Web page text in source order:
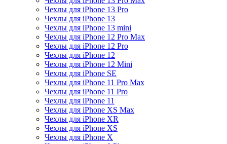
Чехлы для iPhone 13 Pro
Чехлы для iPhone 13
Чехлы для iPhone 13 mini
Чехлы для iPhone 12 Pro Max
Чехлы для iPhone 12 Pro
Чехлы для iPhone 12
Чехлы для iPhone 12 Mini
Чехлы для iPhone SE
Чехлы для iPhone 11 Pro Max
Чехлы для iPhone 11 Pro
Чехлы для iPhone 11
Чехлы для iPhone XS Max
Чехлы для iPhone XR
Чехлы для iPhone XS
Чехлы для iPhone X